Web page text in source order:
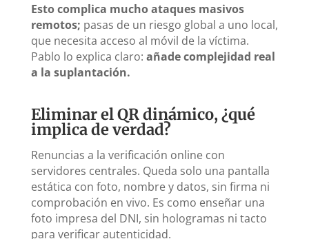
Esto complica mucho ataques masivos
remotos; pasas de un riesgo global a uno local,
que necesita acceso al móvil de la víctima.
Pablo lo explica claro: añade complejidad real
a la suplantación.
Eliminar el QR dinámico, ¿qué
implica de verdad?
Renuncias a la verificación online con
servidores centrales. Queda solo una pantalla
estática con foto, nombre y datos, sin firma ni
comprobación en vivo. Es como enseñar una
foto impresa del DNI, sin hologramas ni tacto
para verificar autenticidad.